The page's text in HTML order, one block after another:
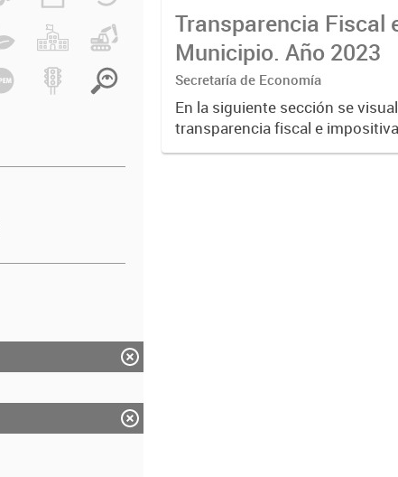
Transparencia Fiscal
Municipio. Año 2023
Secretaría de Economía
En la siguiente sección se
transparencia fiscal e